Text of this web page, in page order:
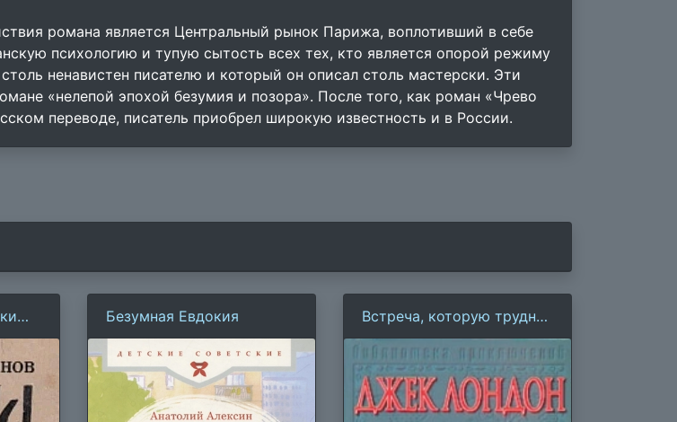
романа является Центральный рынок Парижа, воплотивший в себе
психологию и тупую сытость всех тех, кто является опорой режиму
ненавистен писателю и который он описал столь мастерски. Эти
«нелепой эпохой безумия и позора». После того, как роман «Чрево
переводе, писатель приобрел широкую известность и в России.
Безумная Евдокия
Встреча, которую трудно
забыть